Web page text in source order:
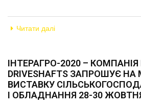
Читати далі
ІНТЕРАГРО-2020 – КОМПАНІЯ
DRIVESHAFTS ЗАПРОШУЄ
ВИСТАВКУ
І ОБЛАДНАННЯ 28-30